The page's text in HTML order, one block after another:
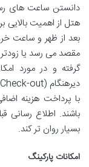
مقصد می رسد یا
با پرداخت هزینه
باشند. اطلاع رسانی
بسیار روان تر کند.
امکانات پارکینگ